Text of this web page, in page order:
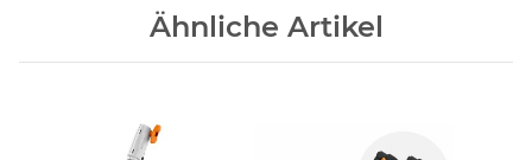
Ähnliche Artikel